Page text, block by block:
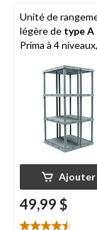
Unité de
légère de type A
Prima à 4 niveaux,
Ajouter
49,99 $